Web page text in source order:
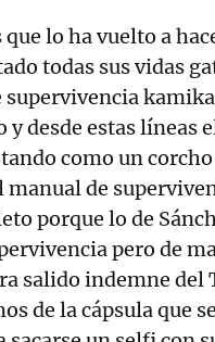
que lo ha vuelto a
todas sus vidas
supervivencia
y desde estas líneas
como un corcho
de
porque lo de
pero de
salido indemne del
de la cápsula que